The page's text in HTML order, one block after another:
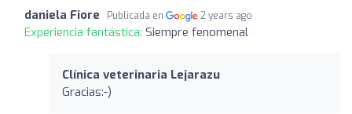
daniela Fiore Publicada en 2 years ago
Experiencia fantástica: Siempre fenomenal
Clínica veterinaria Lejarazu
Gracias:-)